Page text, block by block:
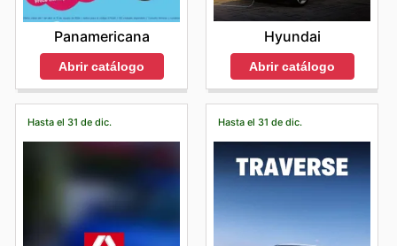
Panamericana
Abrir catálogo
Hyundai
Abrir catálogo
Hasta el 31 de dic. Hasta el 31 de dic.